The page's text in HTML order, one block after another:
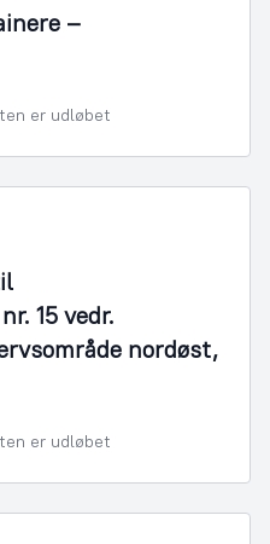
–
er udløbet
15 vedr.
nordøst,
er udløbet